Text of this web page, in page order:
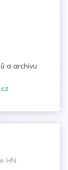
a archivu
HN.